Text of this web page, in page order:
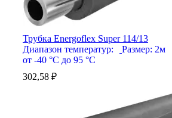
Трубка Energoflex Super 114/13
Диапазон температур:
от -40 °С до 95 °С
Размер: 2м
302,58 ₽